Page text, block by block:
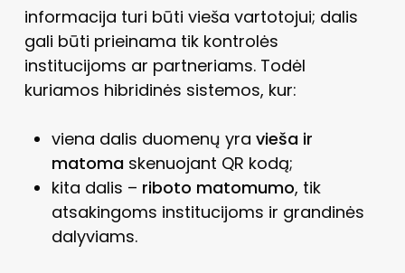
informacija turi būti vieša vartotojui; dalis
gali būti prieinama tik kontrolės
institucijoms ar partneriams. Todėl
kuriamos hibridinės sistemos, kur:
viena dalis duomenų yra vieša ir
matomaskenuojant QR kodą;
kita dalis – riboto matomumo, tik
atsakingoms institucijoms ir grandinės
dalyviams.